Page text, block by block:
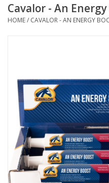
Stress
Huid en haar
Ademhaling
Voortplanting
Cavalor - An
HOME/ CAVALOR - AN ENERGY